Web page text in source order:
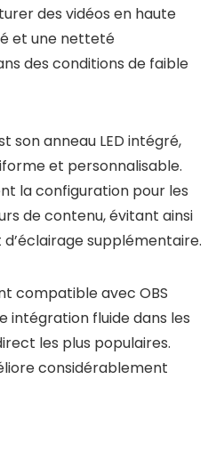
des vidéos en haute
et une netteté
des conditions de faible
son anneau LED intégré,
et personnalisable.
la configuration pour les
de contenu, évitant ainsi
d’éclairage supplémentaire.
compatible avec OBS
intégration fluide dans les
les plus populaires.
considérablement